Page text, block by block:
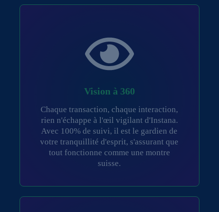
Vision à 360
Chaque transaction, chaque interaction,
rien n'échappe à l'œil vigilant d'Instana.
Avec 100% de suivi, il est le gardien de
votre tranquillité d'esprit, s'assurant que
tout fonctionne comme une montre
suisse.